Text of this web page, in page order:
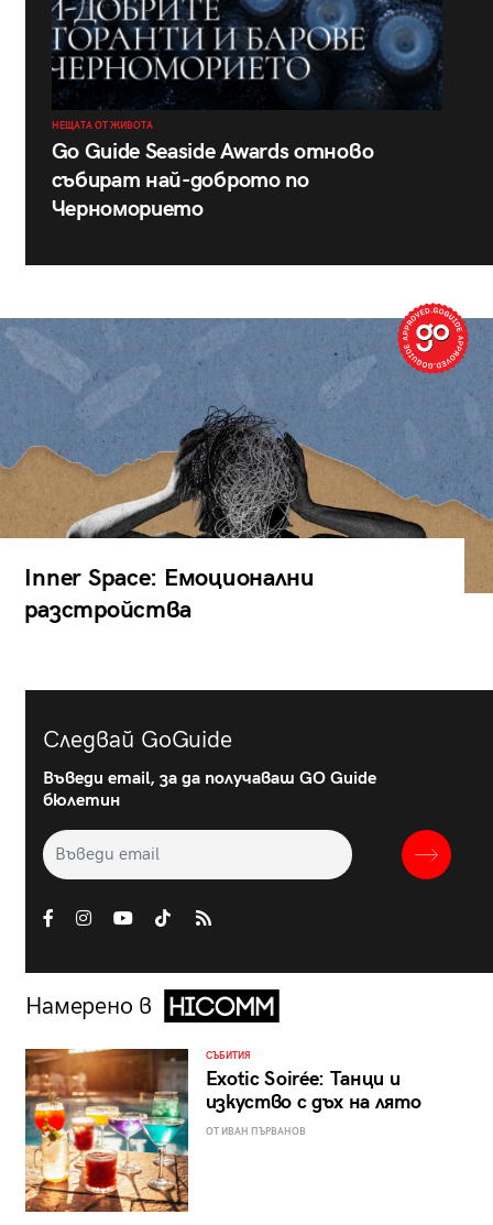
НЕЩАТА ОТ ЖИВОТА
Go Guide Seaside Awards отново
събират най-доброто по
Черноморието
Inner Space: Емоционални
разстройства
Следвай GoGuide
Въведи email, за да получаваш GO Guide
бюлетин
Намерено в
СЪБИТИЯ
Exotic Soirée: Танци и
изкуство с дъх на лято
ОТ ИВАН ПЪРВАНОВ